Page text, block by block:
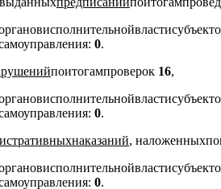
исполнительнойвласти
: 0.
поитогампроверок 16,
исполнительнойвласти
: 0.
наказаний, наложенныхпо
исполнительнойвласти
: 0.